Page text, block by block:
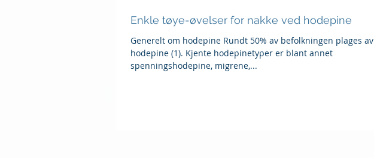
Enkle tøye-øvelser for nakke ved hodepine
Generelt om hodepine Rundt 50% av befolkningen plages av
hodepine (1). Kjente hodepinetyper er blant annet
spenningshodepine, migrene,...